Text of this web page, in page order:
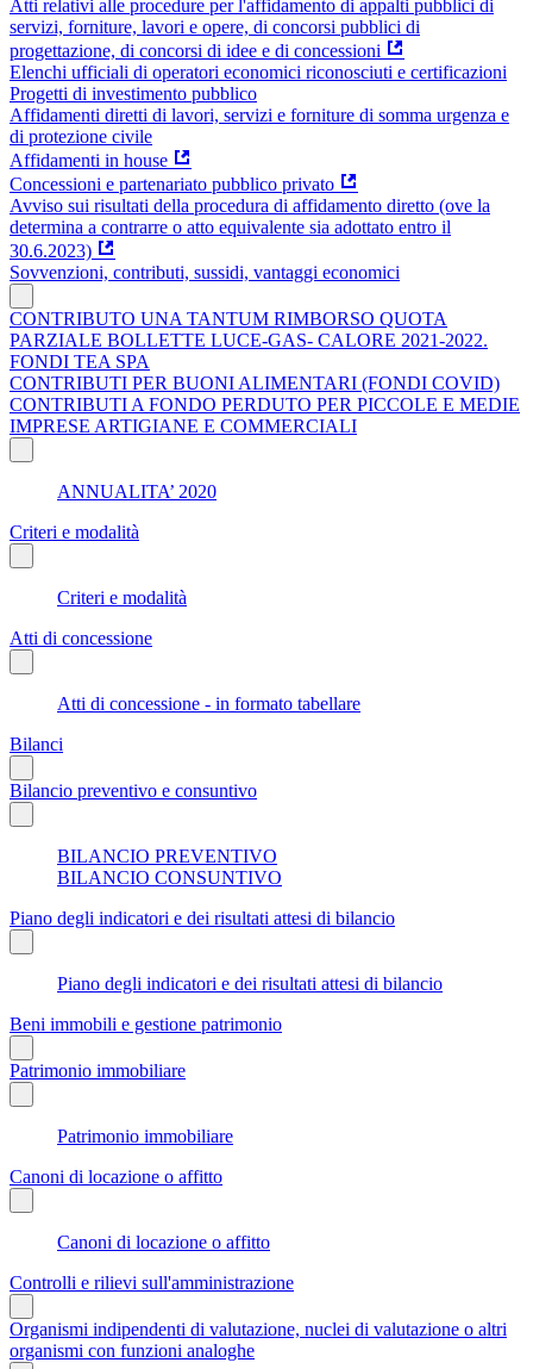
Atti relativi alle procedure per l'affidamento di appalti pubblici di
servizi, forniture, lavori e opere, di concorsi pubblici di
progettazione, di concorsi di idee e di concessioni
Elenchi ufficiali di operatori economici riconosciuti e certificazioni
Progetti di investimento pubblico
Affidamenti diretti di lavori, servizi e forniture di somma urgenza e
di protezione civile
Affidamenti in house
Concessioni e partenariato pubblico privato
Avviso sui risultati della procedura di affidamento diretto (ove la
determina a contrarre o atto equivalente sia adottato entro il
30.6.2023)
Sovvenzioni, contributi, sussidi, vantaggi economici
CONTRIBUTO UNA TANTUM RIMBORSO QUOTA
PARZIALE BOLLETTE LUCE-GAS- CALORE 2021-2022.
FONDI TEA SPA
CONTRIBUTI PER BUONI ALIMENTARI (FONDI COVID)
CONTRIBUTI A FONDO PERDUTO PER PICCOLE E MEDIE
IMPRESE ARTIGIANE E COMMERCIALI
ANNUALITA’ 2020
Criteri e modalità
Criteri e modalità
Atti di concessione
Atti di concessione - in formato tabellare
Bilanci
Bilancio preventivo e consuntivo
BILANCIO PREVENTIVO
BILANCIO CONSUNTIVO
Piano degli indicatori e dei risultati attesi di bilancio
Piano degli indicatori e dei risultati attesi di bilancio
Beni immobili e gestione patrimonio
Patrimonio immobiliare
Patrimonio immobiliare
Canoni di locazione o affitto
Canoni di locazione o affitto
Controlli e rilievi sull'amministrazione
Organismi indipendenti di valutazione, nuclei di valutazione o altri
organismi con funzioni analoghe